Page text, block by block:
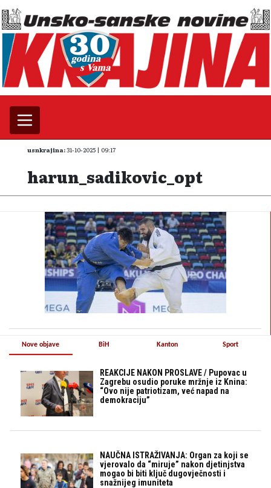
usnkrajina:31-10-2025 | 09:17
harun_sadikovic_opt
Nove objave
REAKCIJE NAKON PROSLAVE / Pupovac u
Zagrebu osudio poruke mržnje iz Knina:
“Ovo nije patriotizam, već napad na
demokraciju”
NAUČNA ISTRAŽIVANJA: Organ za koji se
vjerovalo da “miruje” nakon djetinjstva
mogao bi biti ključ dugovječnosti i
snažnijeg imuniteta
BiH Kanton Sport